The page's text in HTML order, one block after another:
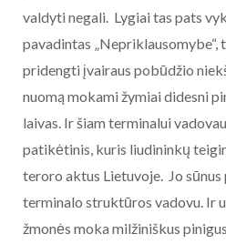
valdyti negali. Lygiai tas pats
pavadintas „Nepriklausomybe“,
pridengti įvairaus pobūdžio
nuomą mokami žymiai didesni
laivas. Ir šiam terminalui
patikėtinis, kuris liudininkų
teroro aktus Lietuvoje. Jo sūnus
terminalo struktūros vadovu. Ir
žmonės moka milžiniškus